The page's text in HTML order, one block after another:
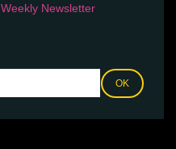
Weekly Newsletter
OK